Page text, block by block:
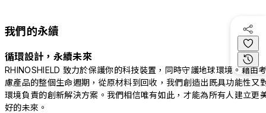
我們的永續
循環設計，永續未來
RHINOSHIELD 致力於保護你的科技裝置，同時守護地球環境。藉由
慮產品的整個生命週期，從原材料到回收，我們創造出既具功能性又
環境負責的創新解決方案。我們相信唯有如此，才能為所有人建立更
好的未來。